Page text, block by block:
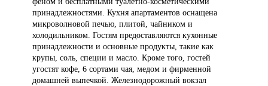
принадлежностями. Кухня апартаментов оснащена
микроволновой печью, плитой, чайником и
холодильником. Гостям предоставляются кухонные
принадлежности и основные продукты, такие как
крупы, соль, специи и масло. Кроме того, гостей
угостят кофе, 6 сортами чая, медом и фирменной
домашней выпечкой. Железнодорожный вокзал